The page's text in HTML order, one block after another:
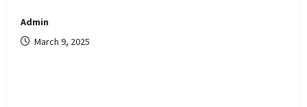
Admin
March 9, 2025